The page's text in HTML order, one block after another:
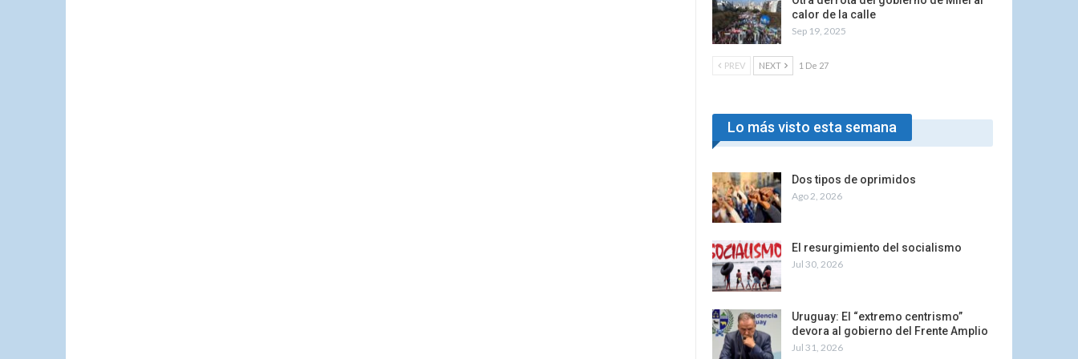
calor de la calle
Sep 19, 2025
PREV NEXT 1 De 27
Lo más visto esta semana
Dos tipos de oprimidos
Ago 2, 2026
El resurgimiento del socialismo
Jul 30, 2026
Uruguay: El “extremo centrismo”
devora al gobierno del Frente Amplio
Jul 31, 2026